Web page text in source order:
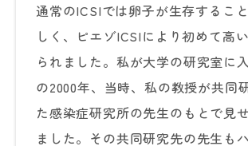
通常のICSIでは卵子が生存するこ
しく、ピエゾICSIにより初めて高
られました。私が大学の研究室に
の2000年、当時、私の教授が共同
た感染症研究所の先生のもとで見
ました。その共同研究先の先生も